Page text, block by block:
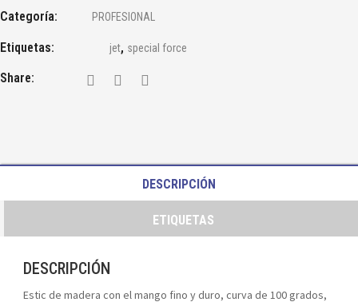
Categoría: PROFESIONAL
Etiquetas: jet, special force
Share:
DESCRIPCIÓN
ETIQUETAS
DESCRIPCIÓN
Estic de madera con el mango fino y duro, curva de 100 grados,